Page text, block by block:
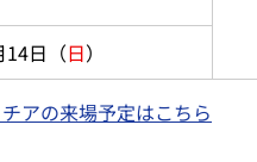
14日（日）
アの来場予定はこちら